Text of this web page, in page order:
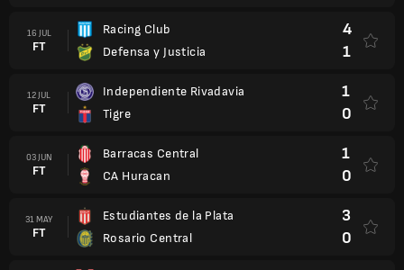
16 JUL
FT
Racing Club
Defensa y Justicia
4
1
12 JUL
FT
Independiente Rivadavia
Tigre
1
0
03 JUN
FT
Barracas Central
CA Huracan
1
0
31 MAY
FT
Estudiantes de la Plata
Rosario Central
3
0